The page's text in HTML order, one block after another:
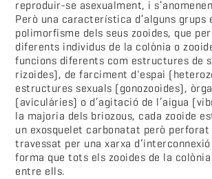
reproduir-se asexualment, i
Però una característica d’alguns grups
polimorfisme dels seus zooides, que
diferents individus de la colònia o
funcions diferents com estructures de
rizoides), de farciment d'espai
estructures sexuals (gonozooides),
(aviculàries) o d’agitació de l’aigua
la majoria dels briozous, cada zooide
un exosquelet carbonatat però perforat
travessat per una xarxa
forma que tots els zooides de la
entre ells.